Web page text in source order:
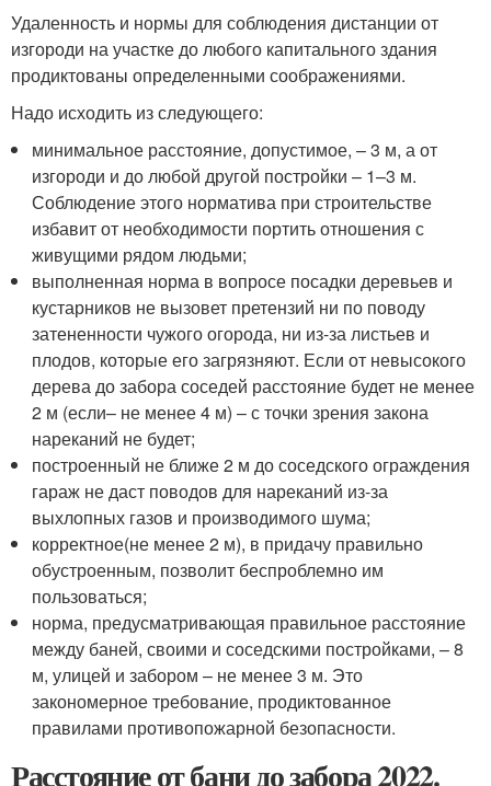
Удаленность и нормы для соблюдения дистанции от
изгороди на участке до любого капитального здания
продиктованы определенными соображениями.
Надо исходить из следующего:
минимальное расстояние, допустимое, – 3 м, а от
изгороди и до любой другой постройки – 1–3 м.
Соблюдение этого норматива при строительстве
избавит от необходимости портить отношения с
живущими рядом людьми;
выполненная норма в вопросе посадки деревьев и
кустарников не вызовет претензий ни по поводу
затененности чужого огорода, ни из-за листьев и
плодов, которые его загрязняют. Если от невысокого
дерева до забора соседей расстояние будет не менее
2 м (если– не менее 4 м) – с точки зрения закона
нареканий не будет;
построенный не ближе 2 м до соседского ограждения
гараж не даст поводов для нареканий из-за
выхлопных газов и производимого шума;
корректное(не менее 2 м), в придачу правильно
обустроенным, позволит беспроблемно им
пользоваться;
норма, предусматривающая правильное расстояние
между баней, своими и соседскими постройками, – 8
м, улицей и забором – не менее 3 м. Это
закономерное требование, продиктованное
правилами противопожарной безопасности.
Расстояние от бани до забора 2022.